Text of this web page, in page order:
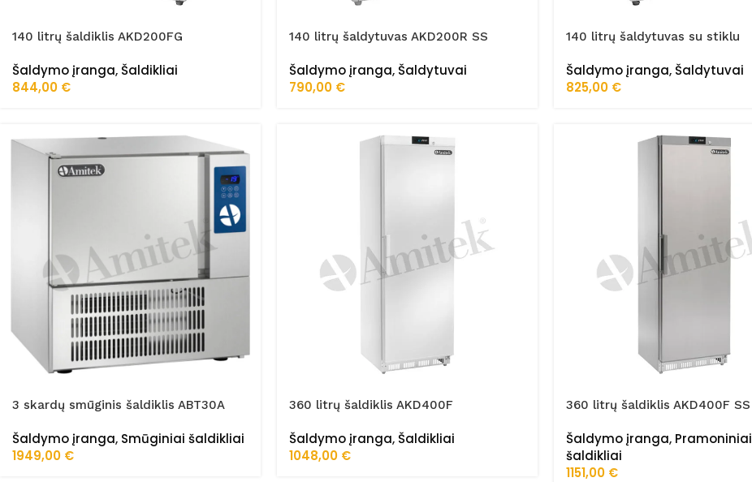
140 litrų šaldiklis AKD200FG
Šaldymo įranga, Šaldikliai
844,00 €
140 litrų šaldytuvas AKD200R SS
Šaldymo įranga, Šaldytuvai
790,00 €
140 litrų šaldytuvas su stiklu
Šaldymo įranga, Šaldytuvai
825,00 €
3 skardų smūginis šaldiklis ABT30A
Šaldymo įranga, Smūginiai šaldikliai
1949,00 €
360 litrų šaldiklis AKD400F
Šaldymo įranga, Šaldikliai
1048,00 €
360 litrų šaldiklis AKD400F SS
Šaldymo įranga, Pramoniniai
šaldikliai
1151,00 €